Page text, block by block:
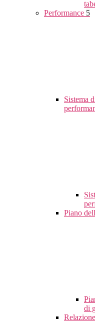
Performance 5
Sistema
Piano
di